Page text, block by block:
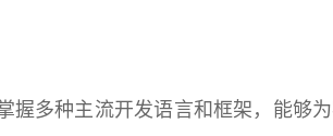
握多种主流开发语言和框架，能够